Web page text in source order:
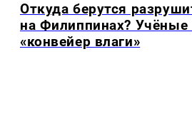
Откуда берутся
на Филиппинах?
«конвейер влаги»